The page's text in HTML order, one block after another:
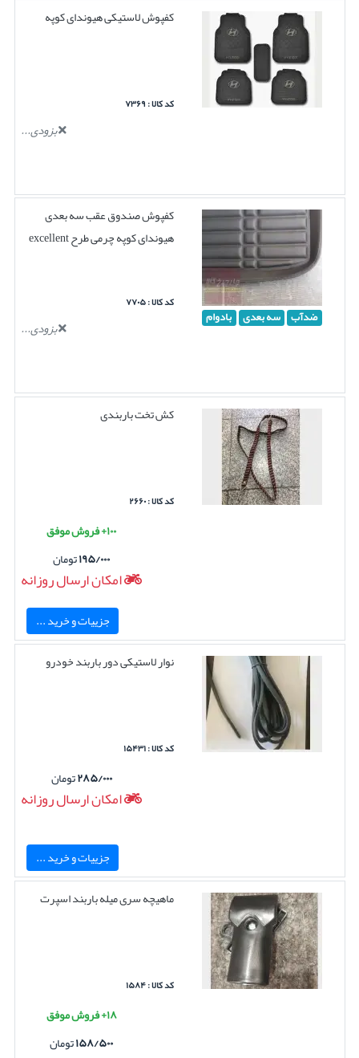
کفپوش لاستیکی هیوندای کوپه
کد کالا : ۷۳۶۹
بزودی...
ضدآب سه بعدی بادوام
کفپوش صندوق عقب سه بعدی
هیوندای کوپه چرمی طرح excellent
کد کالا : ۷۷۰۵
بزودی...
کش تخت باربندی
کد کالا : ۲۶۶۰
۱۰۰+ فروش موفق
۱۹۵/۰۰۰تومان
امکان ارسال روزانه
جزییات و خرید ...
نوار لاستیکی دور باربند خودرو
کد کالا : ۱۵۴۳۱
۲۸۵/۰۰۰تومان
امکان ارسال روزانه
جزییات و خرید ...
ماهیچه سری میله باربند اسپرت
کد کالا : ۱۵۸۴
۱۸+ فروش موفق
۱۵۸/۵۰۰تومان